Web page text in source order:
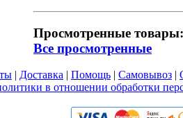
Просмотренные товары:
Все просмотренные
| Доставка | Помощь | Самовывоз |
в отношении обработки